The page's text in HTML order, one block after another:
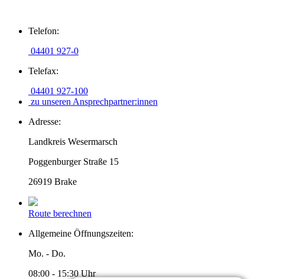
Inhalt
Telefon:
04401 927-0
Telefax:
04401 927-100
zu unseren Ansprechpartner:innen
Adresse:
Landkreis Wesermarsch
Poggenburger Straße 15
26919 Brake
Route berechnen
Allgemeine Öffnungszeiten:
Mo. - Do.
08:00 - 15:30 Uhr